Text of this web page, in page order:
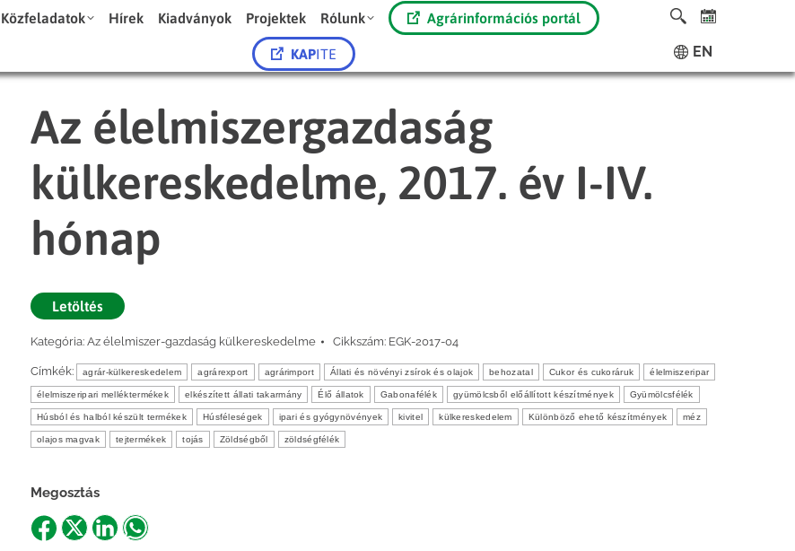
Közfeladatok Hírek Kiadványok Projektek Rólunk Agrárinformációs portál
KAPITE EN
Az élelmiszergazdaság
külkereskedelme, 2017. év I-IV.
hónap
Letöltés
Kategória: Az élelmiszer-gazdaság külkereskedelme Cikkszám: EGK-2017-04
Címkék: agrár-külkereskedelem agrárexport agrárimport Állati és növényi zsírok és olajok behozatal Cukor és cukoráruk élelmiszeripar
élelmiszeripari melléktermékek elkészített állati takarmány Élő állatok Gabonafélék gyümölcsből előállított készítmények Gyümölcsfélék
Húsból és halból készült termékek Húsféleségek ipari és gyógynövények kivitel külkereskedelem Különböző ehető készítmények méz
olajos magvak tejtermékek tojás Zöldségből zöldségfélék
Megosztás
ShareShareShareShare